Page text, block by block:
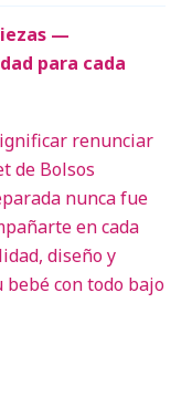
—
para cada
renunciar
de Bolsos
nunca fue
en cada
diseño y
bebé con todo bajo